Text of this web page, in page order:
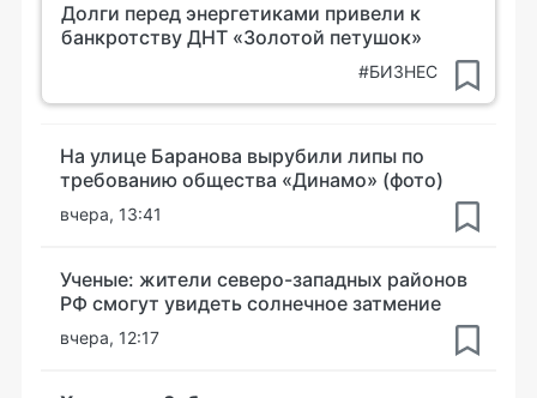
Долги перед энергетиками привели к
банкротству ДНТ «Золотой петушок»
#БИЗНЕС
На улице Баранова вырубили липы по
требованию общества «Динамо» (фото)
вчера, 13:41
Ученые: жители северо-западных районов
РФ смогут увидеть солнечное затмение
вчера, 12:17